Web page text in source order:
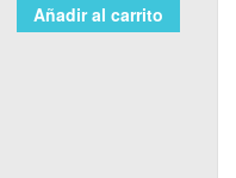
Añadir al carrito